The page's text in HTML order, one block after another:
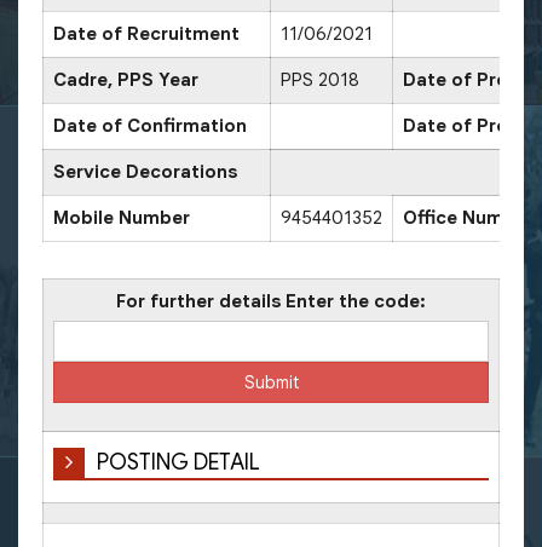
Date of Recruitment 11/06/2021
Cadre, PPS Year PPS 2018 Date of
Date of Confirmation Date of
Service Decorations
Mobile Number 9454401352 Office Number
For further details Enter the code:
POSTING DETAIL